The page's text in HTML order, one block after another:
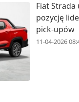
Fiat
pozycję
pick-upów
11-04-2026